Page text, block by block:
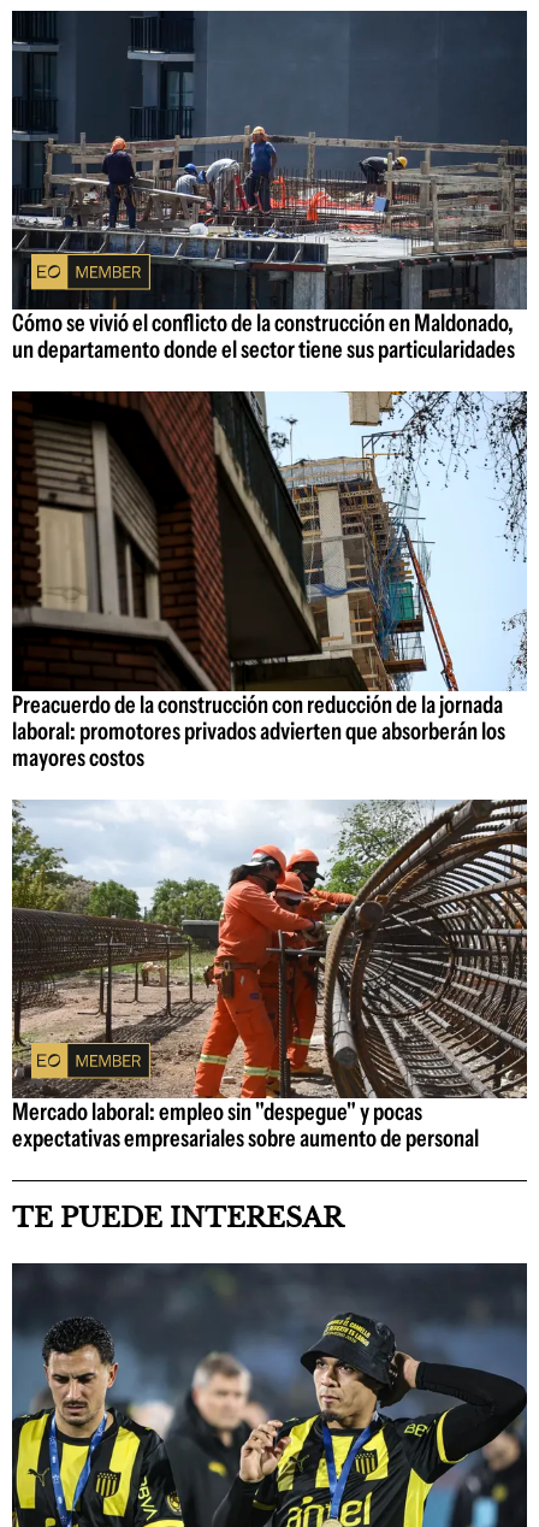
Cómo se vivió el conflicto de la construcción en Maldonado,
un departamento donde el sector tiene sus particularidades
Preacuerdo de la construcción con reducción de la jornada
laboral: promotores privados advierten que absorberán los
mayores costos
Mercado laboral: empleo sin "despegue" y pocas
expectativas empresariales sobre aumento de personal
TE PUEDE INTERESAR